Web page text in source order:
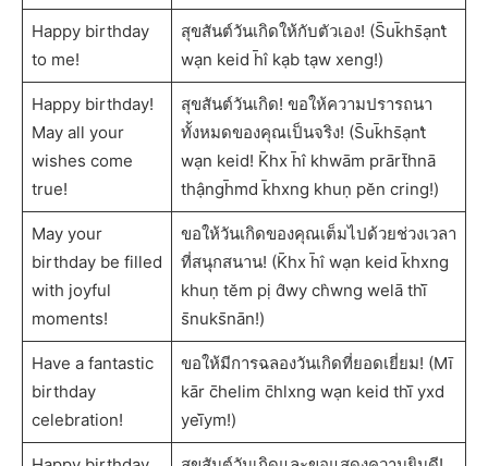
Happy birthday
to me!
สุขสันต์วันเกิดให้กับตัวเอง! (S̄uk̄hs̄ạnt̒
wạn keid h̄ı̂ kạb tạw xeng!)
Happy birthday!
May all your
wishes come
true!
สุขสันต์วันเกิด! ขอให้ความปรารถนา
ทั้งหมดของคุณเป็นจริง! (S̄uk̄hs̄ạnt̒
wạn keid! K̄hx h̄ı̂ khwām prārt̄hnā
thậngh̄md k̄hxng khuṇ pĕn cring!)
May your
birthday be filled
with joyful
moments!
ขอให้วันเกิดของคุณเต็มไปด้วยช่วงเวลา
ที่สนุกสนาน! (K̄hx h̄ı̂ wạn keid k̄hxng
khuṇ tĕm pị d̂wy ch̀wng welā thī̀
s̄nuks̄nān!)
Have a fantastic
birthday
celebration!
ขอให้มีการฉลองวันเกิดที่ยอดเยี่ยม! (Mī
kār c̄helim c̄hlxng wạn keid thī̀ yxd
yeī̀ym!)